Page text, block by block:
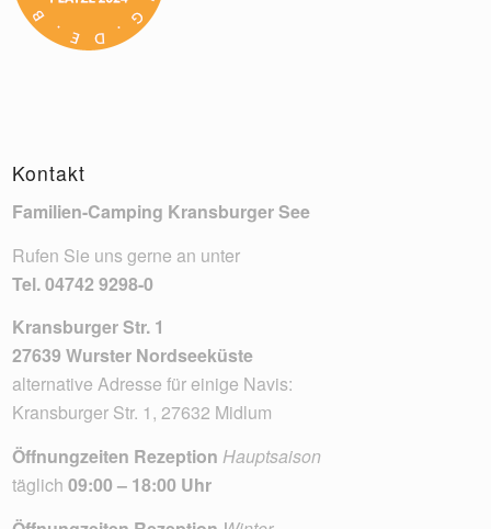
Kontakt
Familien-Camping Kransburger See
Rufen Sie uns gerne an unter
Tel.04742 9298-0
Kransburger Str. 1
27639 Wurster Nordseeküste
alternative Adresse für einige Navis:
Kransburger Str. 1, 27632 Midlum
Öffnungzeiten RezeptionHauptsaison
täglich 09:00 – 18:00 Uhr